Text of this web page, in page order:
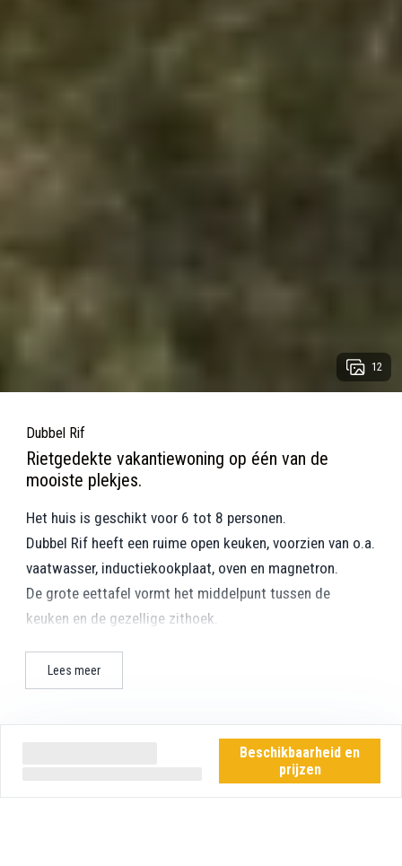
12
Beschikbaarheid en
prijzen
Dubbel Rif
Rietgedekte vakantiewoning op één van de
mooiste plekjes.
Het huis is geschikt voor 6 tot 8 personen.
Dubbel Rif heeft een ruime open keuken, voorzien van o.a.
vaatwasser, inductiekookplaat, oven en magnetron.
De grote eettafel vormt het middelpunt tussen de
keuken en de gezellige zithoek.
Op de begane grond is een slaapkamer met tuindeuren,
met een tweepersoonsbed en een badkamer.
waarvan 1 slaapkamer met een tweepersoonsbed en een
éénpersoonsbedden.
Lees meer